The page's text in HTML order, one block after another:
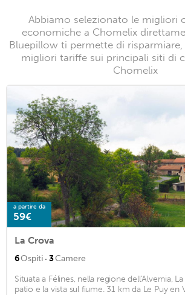
Abbiamo selezionato le migliori
economiche a Chomelix
Bluepillow ti permette di
migliori tariffe sui principali siti di
Chomelix
a partire da
59€
La Crova
6Ospiti · 3Camere
Situata a Félines, nella regione dell'Alvernia,
patio e la vista sul fiume. 31 km da Le Puy en